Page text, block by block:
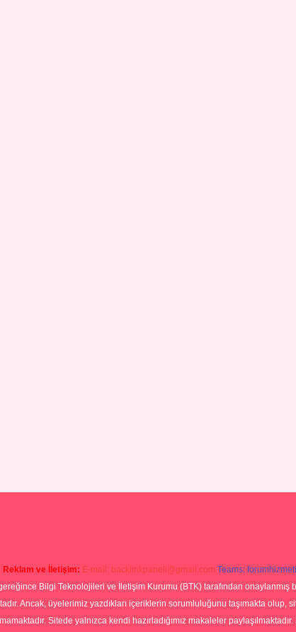
Reklam ve İletişim: E-mail: backlinkpaneli@gmail.com Teams:
Bilgi Teknolojileri ve İletişim Kurumu (BTK) tarafından
Ancak, üyelerimiz yazdıkları içeriklerin sorumluluğunu taşımakta
Sitede yalnızca kendi hazırladığımız makaleler